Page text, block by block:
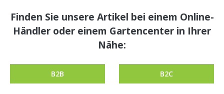
Finden Sie unsere Artikel bei einem Online-
Händler oder einem Gartencenter in Ihrer
Nähe:
B2B B2C